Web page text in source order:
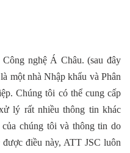
nghệ Á Châu. (sau đây
một nhà Nhập khẩu và Phân
Chúng tôi có thể cung cấp
lý rất nhiều thông tin khác
chúng tôi và thông tin do
điều này, ATT JSC luôn